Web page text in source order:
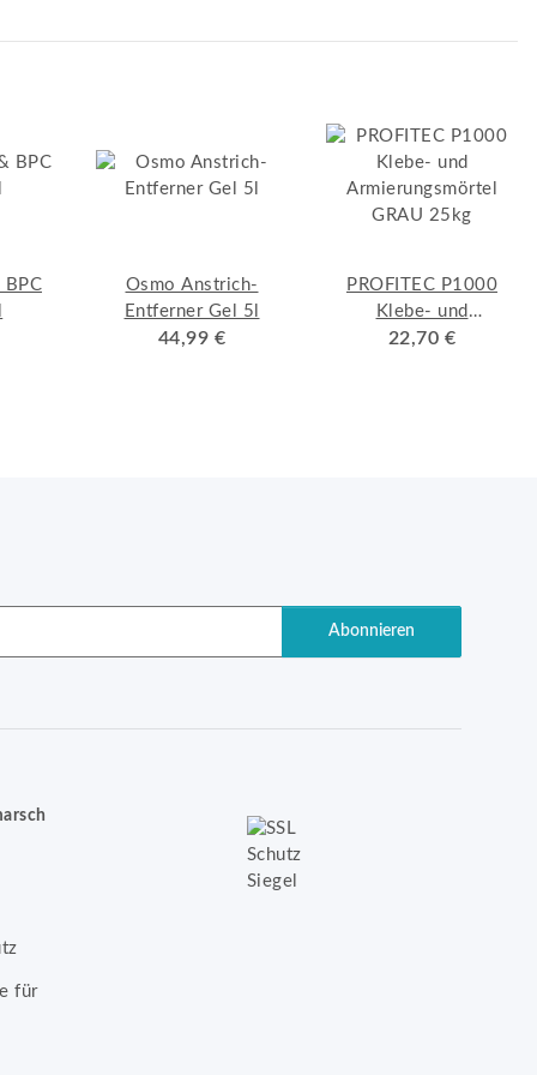
Osmo Anstrich-
Entferner Gel 5l
44,99 €
PROFITEC P1000
Klebe- und
Armierungsmörtel
22,70 €
Abonnieren
für